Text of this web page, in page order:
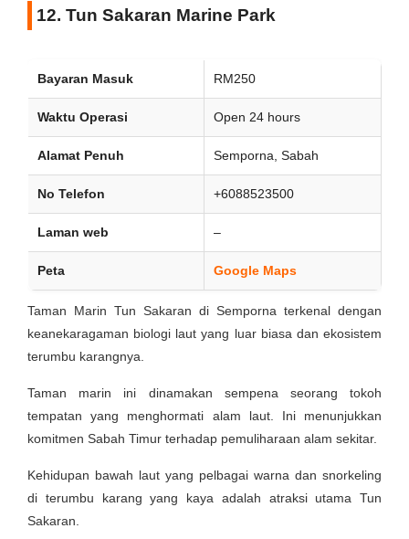
12. Tun Sakaran Marine Park
Bayaran Masuk RM250
Waktu Operasi Open 24 hours
Alamat Penuh Semporna, Sabah
No Telefon +6088523500
Laman web –
Peta Google Maps
Taman Marin Tun Sakaran di Semporna terkenal dengan
keanekaragaman biologi laut yang luar biasa dan ekosistem
terumbu karangnya.
Taman marin ini dinamakan sempena seorang tokoh
tempatan yang menghormati alam laut. Ini menunjukkan
komitmen Sabah Timur terhadap pemuliharaan alam sekitar.
Kehidupan bawah laut yang pelbagai warna dan snorkeling
di terumbu karang yang kaya adalah atraksi utama Tun
Sakaran.